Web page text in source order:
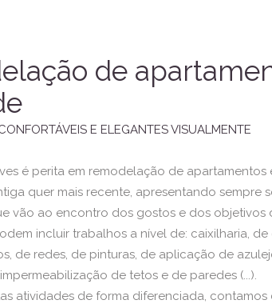
de
E ELEGANTES VISUALMENTE
é perita em remodelação de apartamentos
quer mais recente, apresentando sempre
vão ao encontro dos gostos e dos objetivos
incluir trabalhos a nível de: caixilharia,
de redes, de pinturas, de aplicação de
de tetos e de paredes (...).
atividades de forma diferenciada, contamos